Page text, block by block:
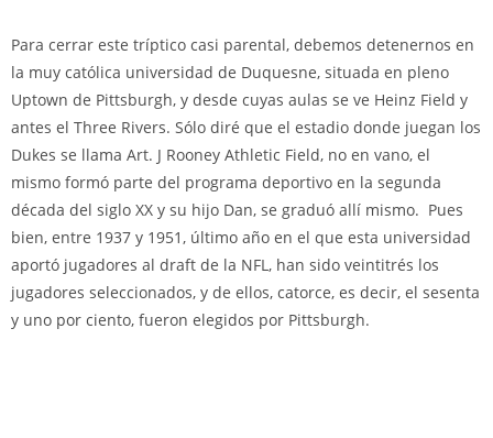
Para cerrar este tríptico casi parental, debemos detenernos en
la muy católica universidad de Duquesne, situada en pleno
Uptown de Pittsburgh, y desde cuyas aulas se ve Heinz Field y
antes el Three Rivers. Sólo diré que el estadio donde juegan los
Dukes se llama Art. J Rooney Athletic Field, no en vano, el
mismo formó parte del programa deportivo en la segunda
década del siglo XX y su hijo Dan, se graduó allí mismo. Pues
bien, entre 1937 y 1951, último año en el que esta universidad
aportó jugadores al draft de la NFL, han sido veintitrés los
jugadores seleccionados, y de ellos, catorce, es decir, el sesenta
y uno por ciento, fueron elegidos por Pittsburgh.